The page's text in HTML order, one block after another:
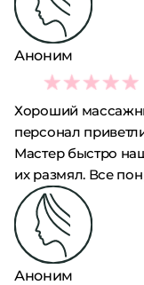
Аноним
5
Хороший
персонал
Мастер быстро
их размял. Все
Аноним